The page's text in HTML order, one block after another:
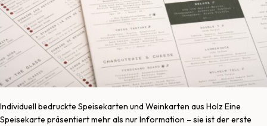
Individuell bedruckte Speisekarten und Weinkarten aus Holz Eine
Speisekarte präsentiert mehr als nur Information – sie ist der erste